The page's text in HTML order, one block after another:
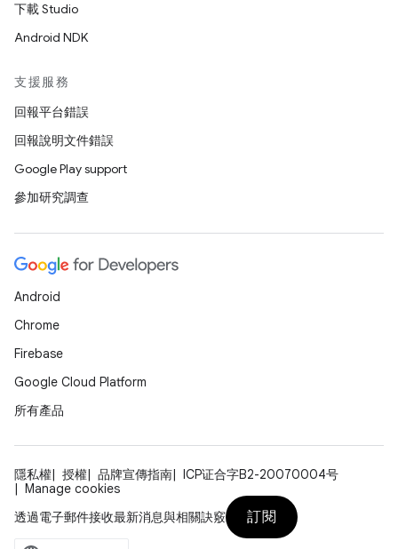
下載 Studio
Android NDK
支援服務
回報平台錯誤
回報說明文件錯誤
Google Play support
參加研究調查
Android
Chrome
Firebase
Google Cloud Platform
所有產品
隱私權 授權 品牌宣傳指南
ICP证合字B2-20070004号
Manage cookies
透過電子郵件接收最新消息與相關訣竅
訂閱